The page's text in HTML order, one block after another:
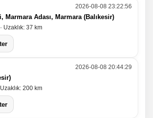
2026-08-08 23:22:56
Marmara Adası, Marmara (Balıkesir)
Uzaklık: 37 km
2026-08-08 20:44:29
200 km